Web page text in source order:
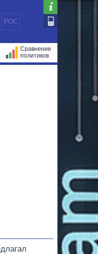
РОС
Сравнение
политиков